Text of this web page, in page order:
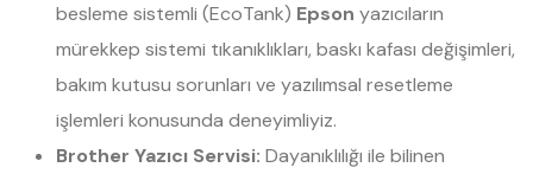
besleme sistemli (EcoTank) Epson yazıcıların
mürekkep sistemi tıkanıklıkları, baskı kafası değişimleri,
bakım kutusu sorunları ve yazılımsal resetleme
işlemleri konusunda deneyimliyiz.
Brother Yazıcı Servisi: Dayanıklılığı ile bilinen